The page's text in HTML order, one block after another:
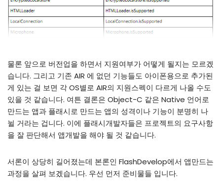
물론 앞으로 버전업을 하면서 지원여부가 어떻게 될지는 모르겠
습니다. 그리고 기존 AIR 에 없던 기능들도 아이폰용으로 추가된
게 있는 걸 보면 각 OS별로 AIR의 지원스펙이 다르게 나올 수도
있을 것 같습니다. 여튼 결론은 Object-C 같은 Native 언어로
만드는 앱과 플래시로 만드는 앱의 성격이나 기능이 분명히 나
뉠 거라는 겁니다. 이에 플래시개발자들은 프로젝트의 요구사항
을 잘 판단해서 앱개발을 해야 될 것 같습니다.
서론이 상당히 길어졌는데 본론인 FlashDevelop에서 앱만드는
과정을 살펴 보겠습니다. 우선 먼저 준비물들 입니다.